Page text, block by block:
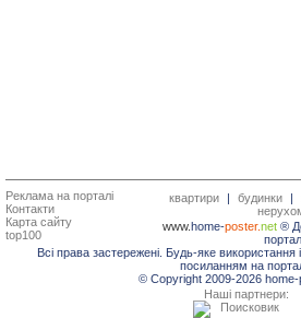
Реклама на порталі
Контакти
Карта сайту
top100
квартири | будинки |
www.home-poster.net®
Всі права застережені. Будь-яке
посиланням на
© Copyright 2009-2026 home-
Наші партнери: